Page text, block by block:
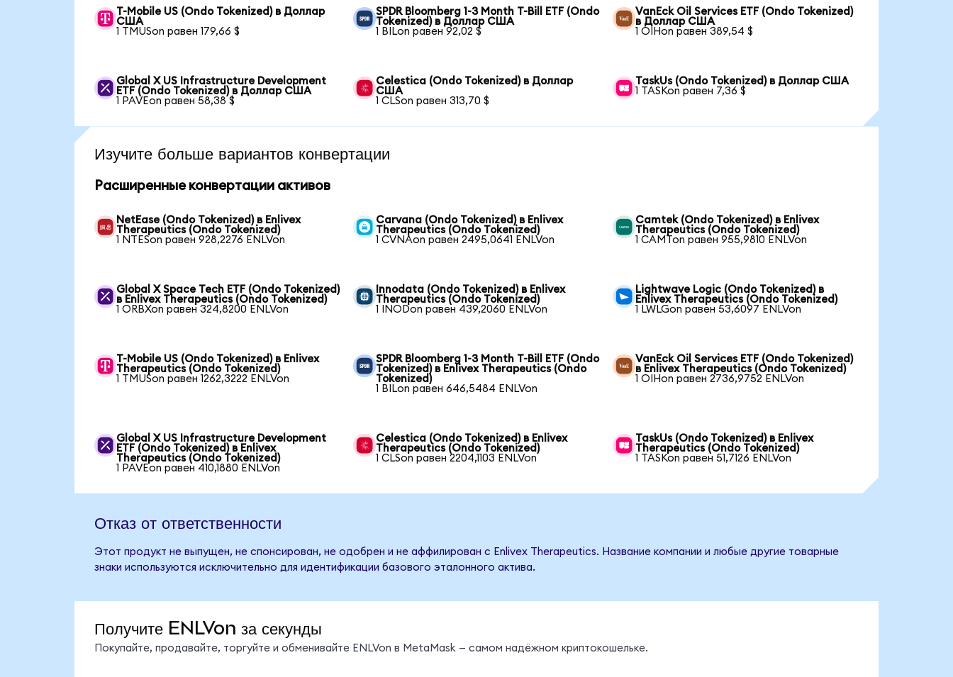
T-Mobile US (Ondo Tokenized) в Доллар
США
1 TMUSon равен 179,66 $
SPDR Bloomberg 1-3 Month T-Bill ETF (Ondo
Tokenized) в Доллар США
1 BILon равен 92,02 $
VanEck Oil Services ETF (Ondo Tokenized)
в Доллар США
1 OIHon равен 389,54 $
Global X US Infrastructure Development
ETF (Ondo Tokenized) в Доллар США
1 PAVEon равен 58,38 $
Celestica (Ondo Tokenized) в Доллар
США
1 CLSon равен 313,70 $
TaskUs (Ondo Tokenized) в Доллар США
1 TASKon равен 7,36 $
Изучите больше вариантов конвертации
Расширенные конвертации активов
NetEase (Ondo Tokenized) в Enlivex
Therapeutics (Ondo Tokenized)
1 NTESon равен 928,2276 ENLVon
Carvana (Ondo Tokenized) в Enlivex
Therapeutics (Ondo Tokenized)
1 CVNAon равен 2495,0641 ENLVon
Camtek (Ondo Tokenized) в Enlivex
Therapeutics (Ondo Tokenized)
1 CAMTon равен 955,9810 ENLVon
Global X Space Tech ETF (Ondo Tokenized)
в Enlivex Therapeutics (Ondo Tokenized)
1 ORBXon равен 324,8200 ENLVon
Innodata (Ondo Tokenized) в Enlivex
Therapeutics (Ondo Tokenized)
1 INODon равен 439,2060 ENLVon
Lightwave Logic (Ondo Tokenized) в
Enlivex Therapeutics (Ondo Tokenized)
1 LWLGon равен 53,6097 ENLVon
T-Mobile US (Ondo Tokenized) в Enlivex
Therapeutics (Ondo Tokenized)
1 TMUSon равен 1262,3222 ENLVon
SPDR Bloomberg 1-3 Month T-Bill ETF (Ondo
Tokenized) в Enlivex Therapeutics (Ondo
Tokenized)
1 BILon равен 646,5484 ENLVon
VanEck Oil Services ETF (Ondo Tokenized)
в Enlivex Therapeutics (Ondo Tokenized)
1 OIHon равен 2736,9752 ENLVon
Global X US Infrastructure Development
ETF (Ondo Tokenized) в Enlivex
Therapeutics (Ondo Tokenized)
1 PAVEon равен 410,1880 ENLVon
Celestica (Ondo Tokenized) в Enlivex
Therapeutics (Ondo Tokenized)
1 CLSon равен 2204,1103 ENLVon
TaskUs (Ondo Tokenized) в Enlivex
Therapeutics (Ondo Tokenized)
1 TASKon равен 51,7126 ENLVon
Отказ от ответственности
Этот продукт не выпущен, не спонсирован, не одобрен и не аффилирован с Enlivex Therapeutics. Название компании и любые другие товарные
знаки используются исключительно для идентификации базового эталонного актива.
Получите ENLVon за секунды
Покупайте, продавайте, торгуйте и обменивайте ENLVon в MetaMask — самом надёжном криптокошельке.